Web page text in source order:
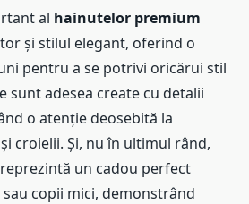
al hainutelor premium
și stilul elegant, oferind o
pentru a se potrivi oricărui stil
sunt adesea create cu detalii
o atenție deosebită la
croielii. Și, nu în ultimul rând,
reprezintă un cadou perfect
copii mici, demonstrând